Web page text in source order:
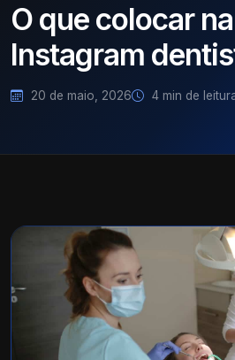
O que colocar
Instagram
20 de maio, 2026 4 min de